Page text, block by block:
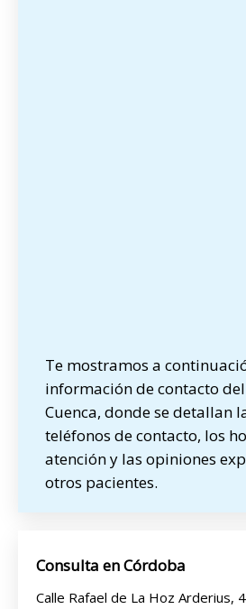
Te mostramos a
información de contacto
Cuenca, donde se detallan
teléfonos de contacto, los
atención y las opiniones
otros pacientes.
Consulta en Córdoba
Calle Rafael de La Hoz Arderius,